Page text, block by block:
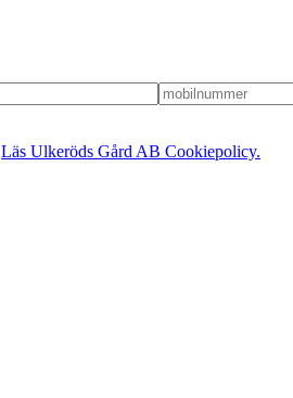
Läs Ulkeröds Gård AB Cookiepolicy.